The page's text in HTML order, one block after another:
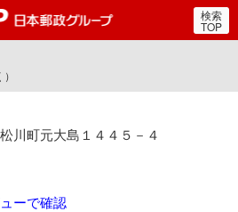
郵便局・日本郵政グルー
検索
TOP
川町元大島１４４５－４
ーで確認